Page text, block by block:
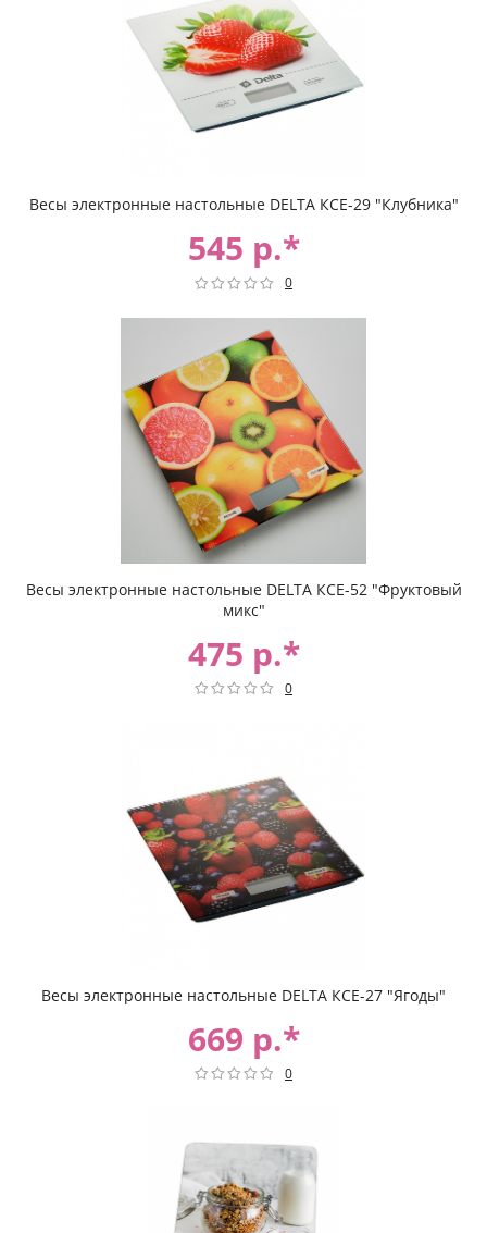
Весы электронные настольные DELTA КСЕ-29 "Клубника"
545 р.*
0
Весы электронные настольные DELTA КСЕ-52 "Фруктовый
микс"
475 р.*
0
Весы электронные настольные DELTA КСЕ-27 "Ягоды"
669 р.*
0